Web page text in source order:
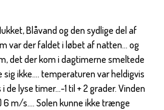
Blåvand og den sydlige del af
var der faldet i løbet af natten... og
det der kom i dagtimerne smeltede
ikke.... temperaturen var heldigvis
de lyse timer...-1 til + 2 grader. Vinden
m/s.... Solen kunne ikke trænge